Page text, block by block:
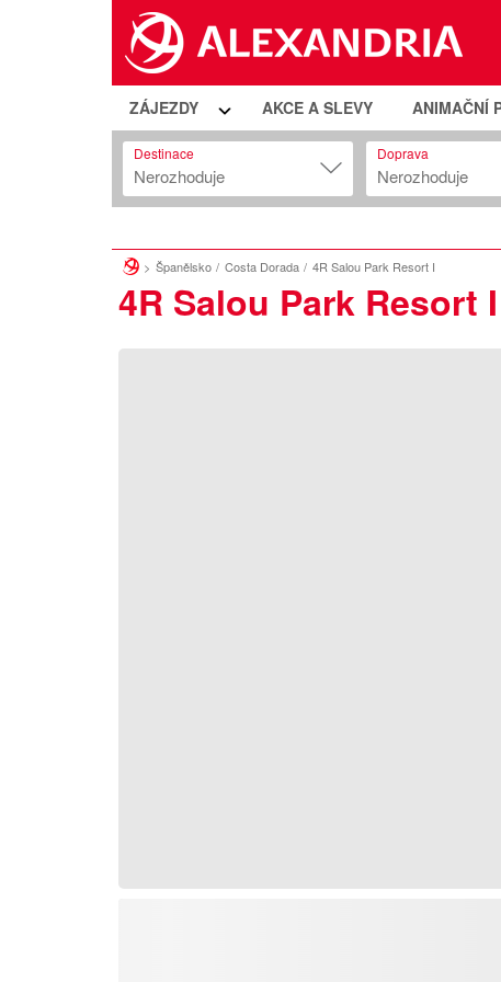
ZÁJEZDY AKCE A SLEVY ANIMAČNÍ
Destinace
Nerozhoduje
Doprava
Nerozhoduje
Španělsko Costa Dorada 4R Salou Park Resort I
4R Salou Park Resort I